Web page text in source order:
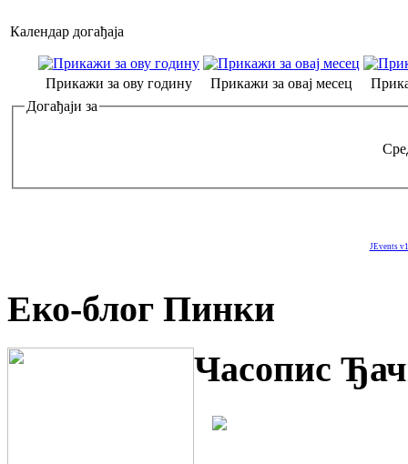
Календар догађаја
Прикажи за ову годину Прикажи за овај месец
Догађаји за
JEvents
Еко-блог Пинки
Часопис